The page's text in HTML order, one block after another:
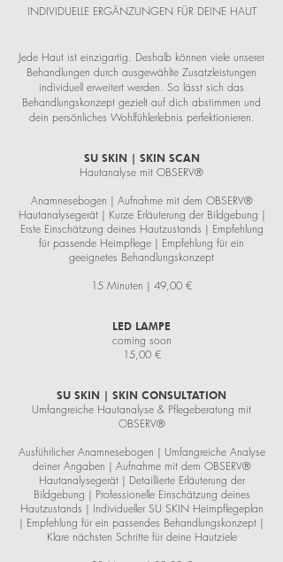
INDIVIDUELLE ERGÄNZUNGEN FÜR DEINE HAUT
Jede Haut ist einzigartig. Deshalb können viele unserer
Behandlungen durch ausgewählte Zusatzleistungen
individuell erweitert werden. So lässt sich das
Behandlungskonzept gezielt auf dich abstimmen und
dein persönliches Wohlfühlerlebnis perfektionieren.
SU SKIN | SKIN SCAN
Hautanalyse mit OBSERV®
Anamnesebogen | Aufnahme mit dem OBSERV®
Hautanalysegerät | Kurze Erläuterung der Bildgebung |
Erste Einschätzung deines Hautzustands | Empfehlung
für passende Heimpflege | Empfehlung für ein
geeignetes Behandlungskonzept
15 Minuten | 49,00 €
LED LAMPE
coming soon
15,00 €
SU SKIN | SKIN CONSULTATION
Umfangreiche Hautanalyse & Pflegeberatung mit
OBSERV®
Ausführlicher Anamnesebogen | Umfangreiche Analyse
deiner Angaben | Aufnahme mit dem OBSERV®
Hautanalysegerät | Detaillierte Erläuterung der
Bildgebung | Professionelle Einschätzung deines
Hautzustands | Individueller SU SKIN Heimpflegeplan
| Empfehlung für ein passendes Behandlungskonzept |
Klare nächsten Schritte für deine Hautziele